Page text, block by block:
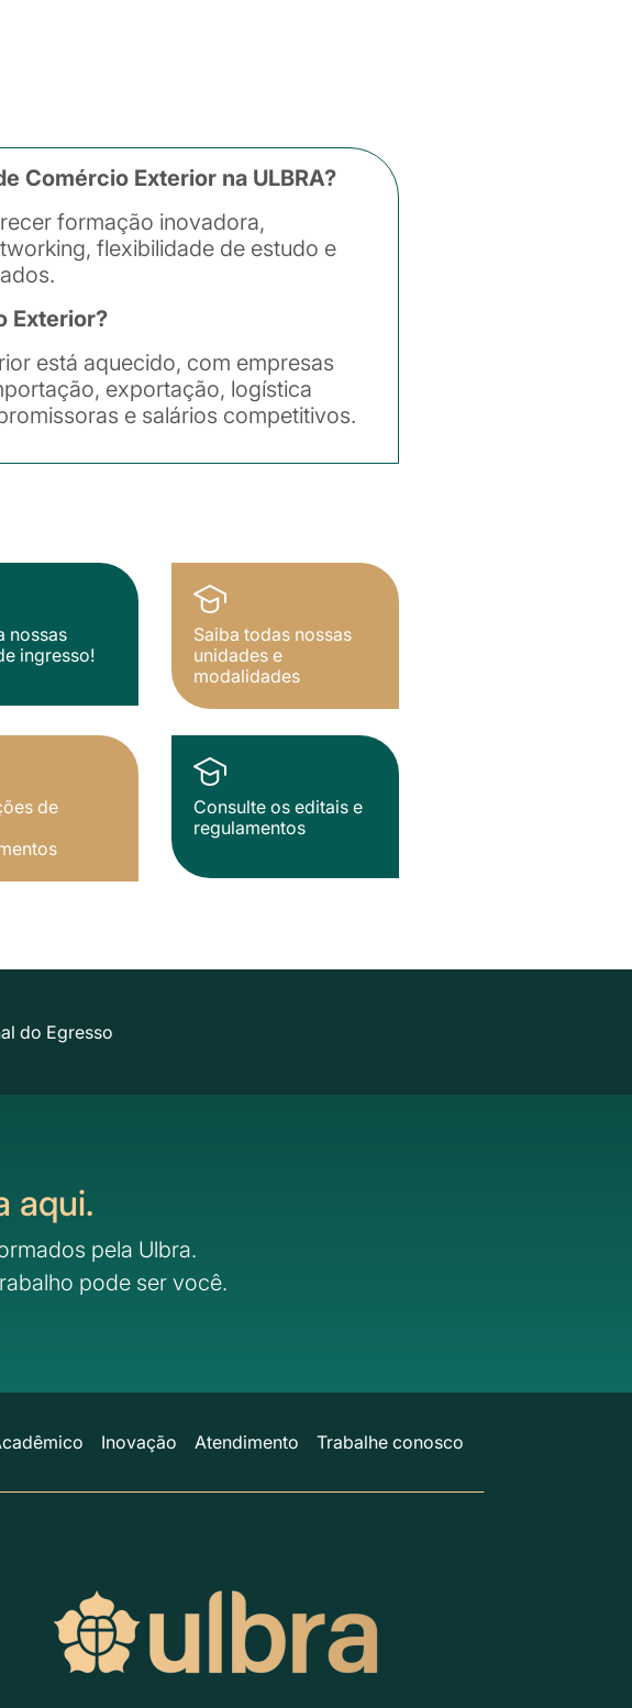
Comércio Exterior na ULBRA?
formação inovadora,
flexibilidade de estudo e
Exterior?
está aquecido, com empresas
exportação, logística
e salários competitivos.
nossas
ingresso!
Saiba todas nossas
unidades e
modalidades
de
Consulte os editais e
regulamentos
do Egresso
aqui.
pela Ulbra.
pode ser você.
Inovação Atendimento Trabalhe conosco